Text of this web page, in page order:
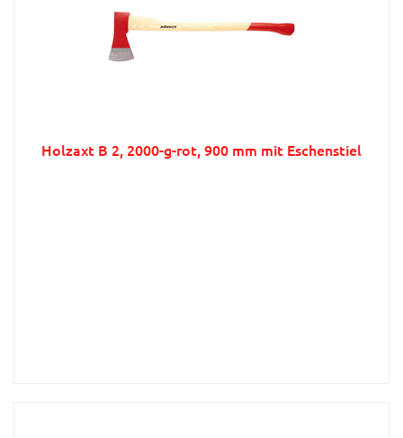
Holzaxt B 2, 2000-g-rot, 900 mm mit Eschenstiel